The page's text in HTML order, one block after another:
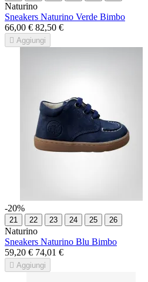
Naturino
Sneakers Naturino Verde Bimbo
66,00 € 82,50 €
 Aggiungi
-20%
21 22 23 24 25 26
Naturino
Sneakers Naturino Blu Bimbo
59,20 € 74,01 €
 Aggiungi